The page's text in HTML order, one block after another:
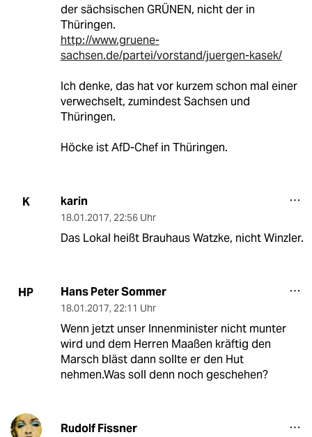
der sächsischen GRÜNEN, nicht der in
Thüringen.
http://www.gruene-
sachsen.de/partei/vorstand/juergen-kasek/
Ich denke, das hat vor kurzem schon mal einer
verwechselt, zumindest Sachsen und
Thüringen.
Höcke ist AfD-Chef in Thüringen.
K karin
18.01.2017, 22:56 Uhr
Das Lokal heißt Brauhaus Watzke, nicht Winzler.
HP Hans Peter Sommer
18.01.2017, 22:11 Uhr
Wenn jetzt unser Innenminister nicht munter
wird und dem Herren Maaßen kräftig den
Marsch bläst dann sollte er den Hut
nehmen.Was soll denn noch geschehen?
Rudolf Fissner